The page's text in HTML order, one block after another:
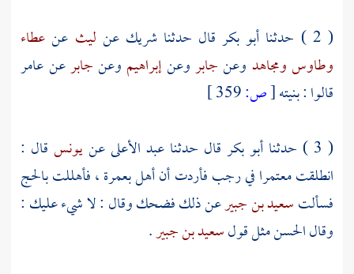
( 2 ) حدثنا
أبو بكر قال حدثناشريكعن ليث عن عطاء
وطاوسومجاهد وعنجابروعنإبراهيم وعنجابرعنعامر
قالوا : بنيته[ص:
( 3 ) حدثنا
أبو بكر قال حدثنا عبد الأعلىعنيونس قال :
انطلقت معتمرا في رجب فأردت أن أهل بعمرة ، فأهللت بالحج
فسألتسعيد بن جبيرعن ذلك فضحك وقال : لا شيء عليك :
وقالالحسنمثل قولسعيد بن جبير.